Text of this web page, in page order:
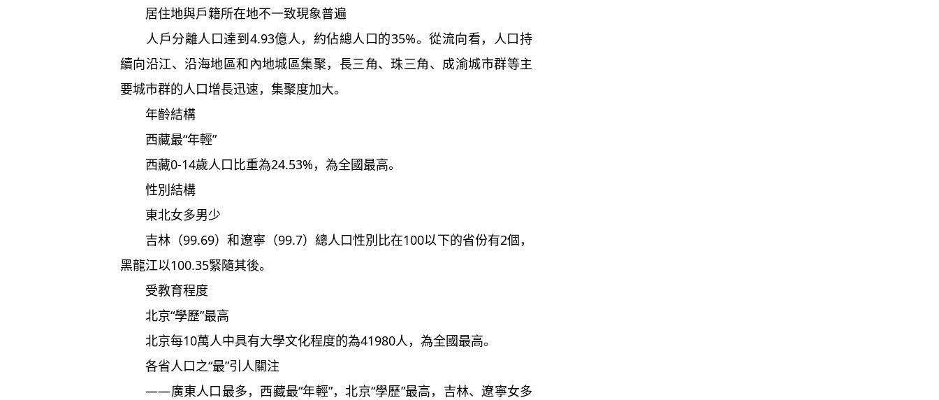
居住地與戶籍所在地不一致現象普遍
人戶分離人口達到4.93億人，約佔總人口的35%。從流向看，人口持
續向沿江、沿海地區和內地城區集聚，長三角、珠三角、成渝城市群等主
要城市群的人口增長迅速，集聚度加大。
年齡結構
西藏最“年輕”
西藏0-14歲人口比重為24.53%，為全國最高。
性別結構
東北女多男少
吉林（99.69）和遼寧（99.7）總人口性別比在100以下的省份有2個，
黑龍江以100.35緊隨其後。
受教育程度
北京“學歷”最高
北京每10萬人中具有大學文化程度的為41980人，為全國最高。
各省人口之“最”引人關注
——廣東人口最多，西藏最“年輕”，北京“學歷”最高，吉林、遼寧女多